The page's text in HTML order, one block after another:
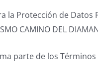
la Protección de
CAMINO DEL
parte de los Términos